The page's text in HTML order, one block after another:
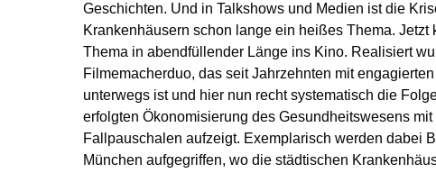
Geschichten. Und in Talkshows und Medien ist die
Krankenhäusern schon lange ein heißes Thema. Jetzt
Thema in abendfüllender Länge ins Kino. Realisiert
Filmemacherduo, das seit Jahrzehnten mit
unterwegs ist und hier nun recht systematisch die
erfolgten Ökonomisierung des Gesundheitswesens
Fallpauschalen aufzeigt. Exemplarisch werden dabei
München aufgegriffen, wo die städtischen